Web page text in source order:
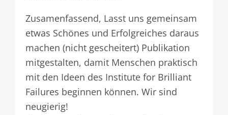
Zusamenfassend, Lasst uns gemeinsam
etwas Schönes und Erfolgreiches daraus
machen (nicht gescheitert) Publikation
mitgestalten, damit Menschen praktisch
mit den Ideen des Institute for Brilliant
Failures beginnen können. Wir sind
neugierig!